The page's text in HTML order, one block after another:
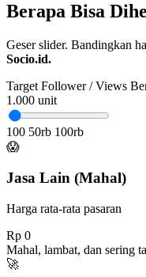
Berapa Bisa
Geser slider. Bandingkan
Socio.id.
Target Follower / Views
1.000 unit
100 50rb 100rb
😱
Jasa Lain (Mahal)
Harga rata-rata pasaran
Rp 0
Mahal, lambat, dan sering
🚀